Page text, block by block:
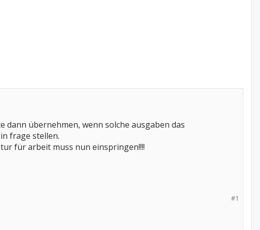
übernehmen, wenn solche ausgaben das
frage stellen.
für arbeit muss nun einspringen!!!!
#1